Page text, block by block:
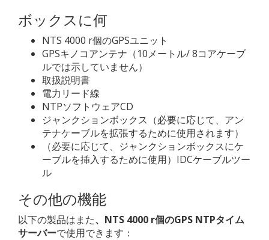
ボックスに何
NTS 4000 r個のGPSユニット
GPSキノコアンテナ（10メートル/ 8コアケーブ
ルでは示していません）
取扱説明書
電力リード線
NTPソフトウェアCD
ジャンクションボックス（必要に応じて、アン
テナケーブルを拡張するために使用されます）
（必要に応じて、ジャンクションボックスにケ
ーブルを挿入するために使用）IDCケーブルツー
ル
その他の機能
以下の製品はまた、NTS 4000 r個のGPS NTPタイム
サーバーで使用できます：